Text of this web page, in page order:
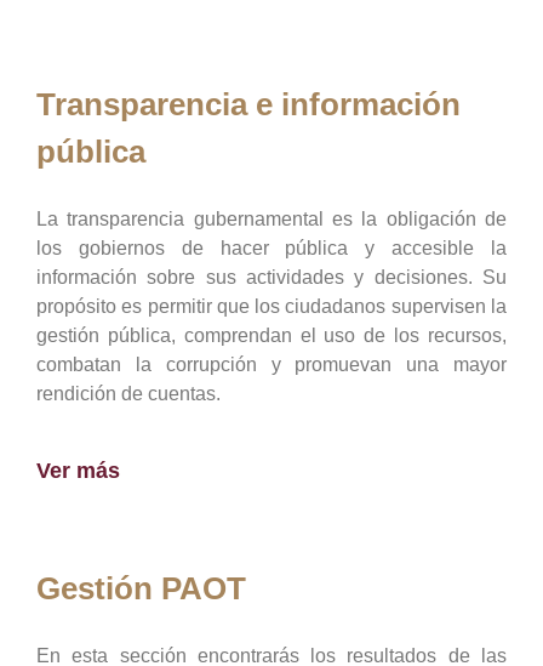
Transparencia e información
pública
La transparencia gubernamental es la obligación de
los gobiernos de hacer pública y accesible la
información sobre sus actividades y decisiones. Su
propósito es permitir que los ciudadanos supervisen la
gestión pública, comprendan el uso de los recursos,
combatan la corrupción y promuevan una mayor
rendición de cuentas.
Ver más
Gestión PAOT
En esta sección encontrarás los resultados de las